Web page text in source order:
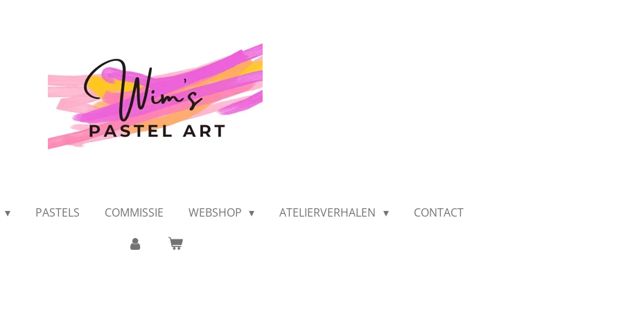
PASTELS COMMISSIE WEBSHOP ATELIERVERHALEN CONTACT